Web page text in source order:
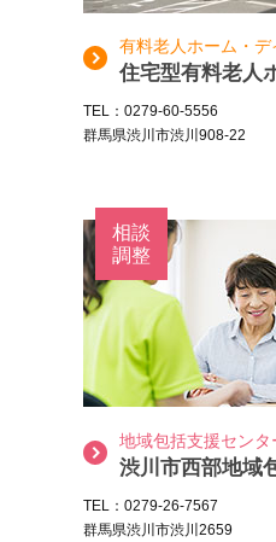
有料老人ホーム・デ
住宅型有料老人
TEL：0279-60-5556
群馬県渋川市渋川908-22
相談
調整
地域包括支援センタ
渋川市西部地域
TEL：0279-26-7567
群馬県渋川市渋川2659